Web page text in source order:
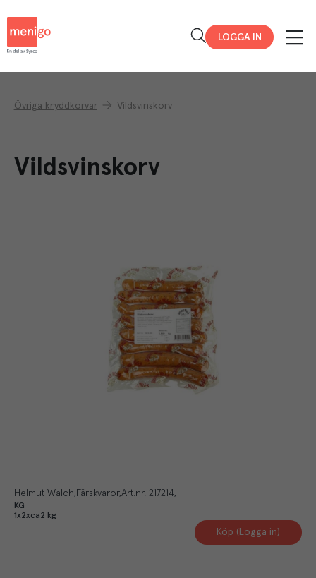
LOGGA IN
Övriga kryddkorvar Vildsvinskorv
Vildsvinskorv
Helmut Walch Färskvaror Art.nr. 217214
KG
1x2xca2 kg
Köp (Logga in)